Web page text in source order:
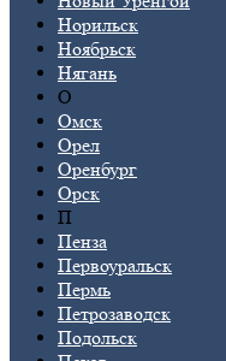
Норильск
Ноябрьск
Нягань
О
Омск
Орел
Оренбург
Орск
П
Пенза
Первоуральск
Пермь
Петрозаводск
Подольск